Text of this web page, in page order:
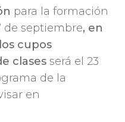
para la formación
de septiembre, en
cupos
clases será el 23
de la
en